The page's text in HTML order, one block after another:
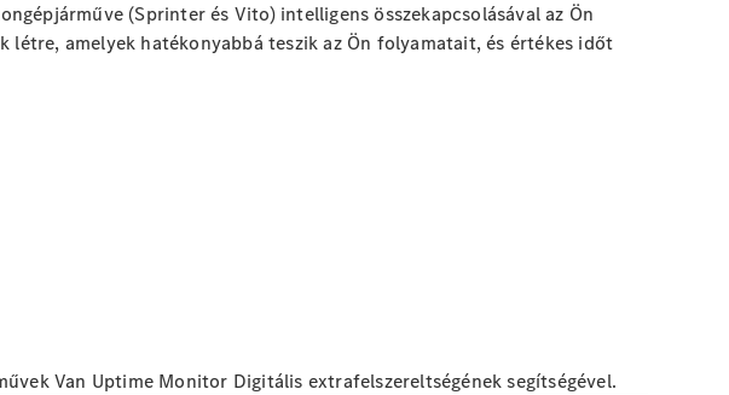
(Sprinter és Vito) intelligens összekapcsolásával az Ön
létre, amelyek hatékonyabbá teszik az Ön folyamatait, és értékes időt
Van Uptime Monitor Digitális extrafelszereltségének segítségével.